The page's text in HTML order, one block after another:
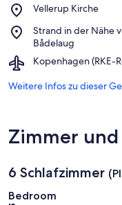
Vellerup Kirche
Place,
Kirche
Strand in der Nähe
Bådelaug
Place,
Strand
in
der
Nähe
von
Kopenhagen (RKE-
Airport,
(RKE-
Weitere Infos zu dieser
Zimmer
6 Schlafzimmer
Bedroom